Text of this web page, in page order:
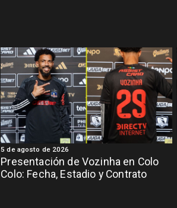
Presentación de Vozinha en Colo
Colo: Fecha, Estadio y Contrato
5 de agosto de 2026